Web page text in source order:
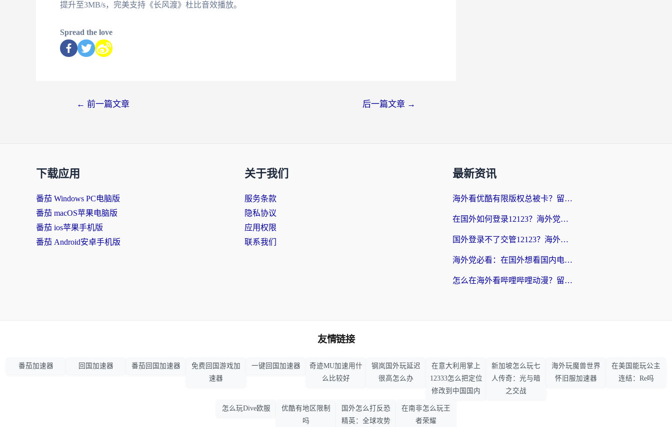
提升至3MB/s，完美支持《长风渡》杜比音效播放。
Spread the love
← 前一篇文章 后一篇文章 →
下载应用
番茄 Windows PC电脑版
番茄 macOS苹果电脑版
番茄 ios苹果手机版
番茄 Android安卓手机版
关于我们
服务条款
隐私协议
应用权限
联系我们
最新资讯
海外看优酷有限版权总被卡？留学生亲测有效的回国加速器选择指南
在国外如何登录12123？海外党必备的回国加速实用指南
国外登录不了交管12123？海外华人亲测有效的回国加速器选择指南
海外党必看：在国外想看国内电视剧用什么软件？3步解决地域限制
怎么在海外看哔哩哔哩动漫？留学生亲测有效的回国加速方案
友情链接
番茄加速器 回国加速器 番茄回国加速器
免费回国游戏加
速器
一键回国加速器
奇迹MU加速用什
么比较好
钢岚国外玩延迟
很高怎么办
在意大利用掌上
12333怎么把定位
修改到中国国内
新加坡怎么玩七
人传奇：光与暗
之交战
海外玩魔兽世界
怀旧服加速器
在美国能玩公主
连结：Re吗
怎么玩Dive欧服
优酷有地区限制
吗
国外怎么打反恐
精英：全球攻势
在南非怎么玩王
者荣耀